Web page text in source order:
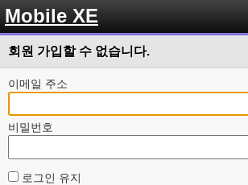
Mobile XE
회원 가입할 수 없습니다.
이메일 주소
비밀번호
로그인 유지